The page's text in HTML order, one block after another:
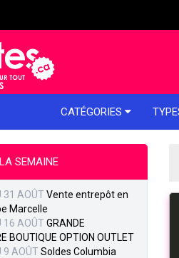
CATÉGORIES
SEMAINE
31 AOÛT Vente entrepôt en
Marcelle
16 AOÛT GRANDE
BOUTIQUE OPTION OUTLET
9 AOÛT Soldes Columbia